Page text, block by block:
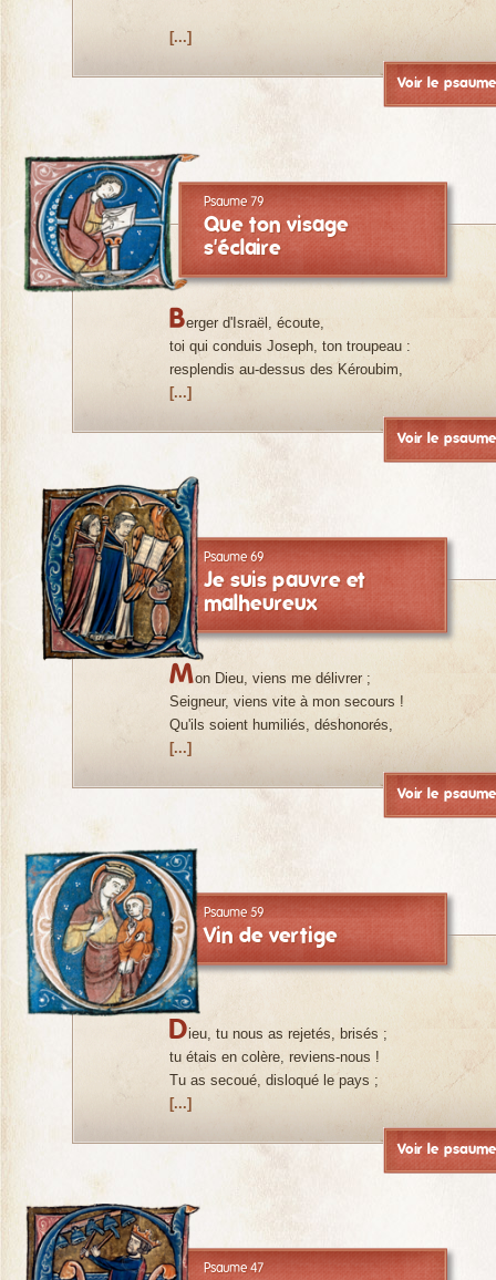
[...]
Voir le psaume
Psaume 79
Que ton visage
s'éclaire
Berger d'Israël, écoute,
toi qui conduis Joseph, ton troupeau :
resplendis au-dessus des Kéroubim,
[...]
Voir le psaume
Psaume 69
Je suis pauvre et
malheureux
Mon Dieu, viens me délivrer ;
Seigneur, viens vite à mon secours !
Qu'ils soient humiliés, déshonorés,
[...]
Voir le psaume
Psaume 59
Vin de vertige
Dieu, tu nous as rejetés, brisés ;
tu étais en colère, reviens-nous !
Tu as secoué, disloqué le pays ;
[...]
Voir le psaume
Psaume 47